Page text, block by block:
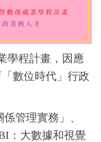
程計畫，因應
數位時代」行政
管理實務」、
：大數據和視覺